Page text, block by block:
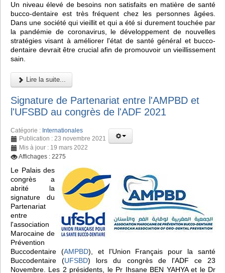
Un niveau élevé de besoins non satisfaits en matière de santé
bucco-dentaire est très fréquent chez les personnes âgées.
Dans une société qui vieillit et qui a été si durement touchée par
la pandémie de coronavirus, le développement de nouvelles
stratégies visant à améliorer l'état de santé général et bucco-
dentaire devrait être crucial afin de promouvoir un vieillissement
sain.
Lire la suite...
Signature de Partenariat entre l'AMPBD et
l'UFSBD au congrès de l'ADF 2021
Catégorie : Internationales
Publication : 23 novembre 2021
Mis à jour : 19 mars 2022
Affichages : 2275
Le Palais des
congrès a
abrité la
signature du
Partenariat
entre
l'association
Marocaine de
Prévention
Buccodentaire (AMPBD), et l'Union Français pour la santé
Buccodentaire (UFSBD) lors du congrès de l'ADF ce 23
Novembre. Les 2 présidents, le Pr Ihsane BEN YAHYA et le Dr